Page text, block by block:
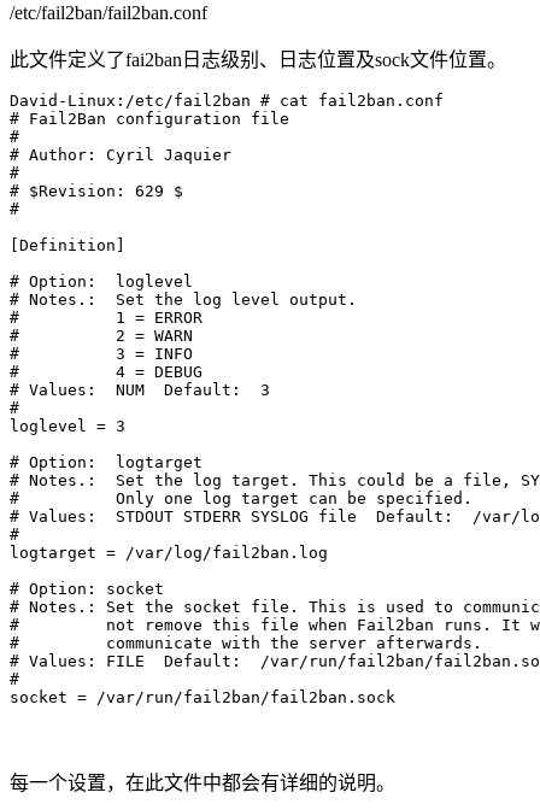
/etc/fail2ban/fail2ban.conf
此文件定义了fai2ban日志级别、日志位置及sock文件位置。
David-Linux:/etc/fail2ban # cat fail2ban.conf
# Fail2Ban configuration file
#
# Author: Cyril Jaquier
#
# $Revision: 629 $
#
[Definition]
# Option:  loglevel
# Notes.:  Set the log level output.
#          1 = ERROR
#          2 = WARN
#          3 = INFO
#          4 = DEBUG
# Values:  NUM  Default:  3
#
loglevel = 3
# Option:  logtarget
# Notes.:  Set the log target. This could be a file,
#          Only one log target can be specified.
# Values:  STDOUT STDERR SYSLOG file  Default:  /
#
logtarget = /var/log/fail2ban.log
# Option: socket
# Notes.: Set the socket file. This is used to
#         not remove this file when Fail2ban runs. It
#         communicate with the server afterwards.
# Values: FILE  Default:  /var/run/fail2ban/
#
socket = /var/run/fail2ban/fail2ban.sock
每一个设置，在此文件中都会有详细的说明。